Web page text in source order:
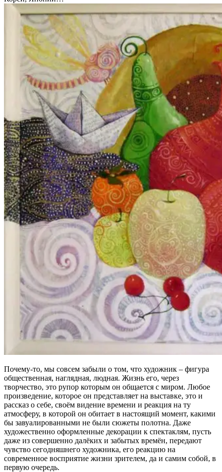
Почему-то, мы совсем забыли о том, что художник – фигура
общественная, наглядная, людная. Жизнь его, через
творчество, это рупор которым он общается с миром. Любое
произведение, которое он представляет на выставке, это и
рассказ о себе, своём видение времени и реакция на ту
атмосферу, в которой он обитает в настоящий момент, какими
бы завуалированными не были сюжеты полотна. Даже
художественно оформленные декорации к спектаклям, пусть
даже из совершенно далёких и забытых времён, передают
чувство сегодняшнего художника, его реакцию на
современное восприятие жизни зрителем, да и самим собой, в
первую очередь.